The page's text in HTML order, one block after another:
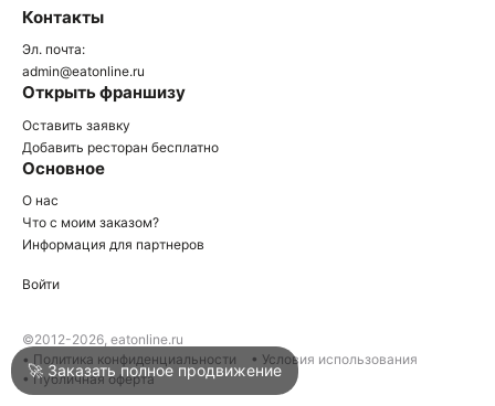
Войти
Написать в техподдержку
Контакты
Эл. почта:
admin@eatonline.ru
Открыть франшизу
Оставить заявку
Добавить ресторан бесплатно
Основное
О нас
Что с моим заказом?
Информация для партнеров
Войти
©2012-2026, eatonline.ru
• Политика конфиденциальности
• Условия использования
• Публичная оферта
🚀 Заказать полное продвижение